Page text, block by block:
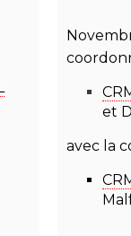
et
avec la